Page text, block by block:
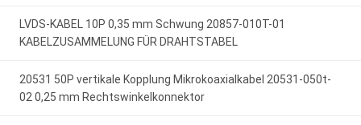
LVDS-KABEL 10P 0,35 mm Schwung 20857-010T-01
KABELZUSAMMELUNG FÜR DRAHTSTABEL
20531 50P vertikale Kopplung Mikrokoaxialkabel 20531-050t-
02 0,25 mm Rechtswinkelkonnektor